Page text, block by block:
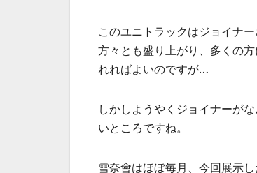
このユニトラックはジョイナ
方々とも盛り上がり、多くの
れればよいのですが…
しかしようやくジョイナーが
いところですね。
雪奈會はほぼ毎月、今回展示